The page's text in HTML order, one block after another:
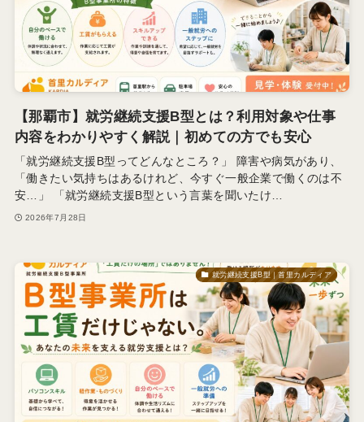
【那覇市】就労継続支援B型とは？利用対象や仕事
内容をわかりやすく解説｜初めての方でも安心
「就労継続支援B型ってどんなところ？」 障害や病気があり、
「働きたい気持ちはあるけれど、今すぐ一般企業で働くのは不
安…」 「就労継続支援B型という言葉を聞いたけ…
2026年7月28日
就労継続支援B型｜首里カルディア